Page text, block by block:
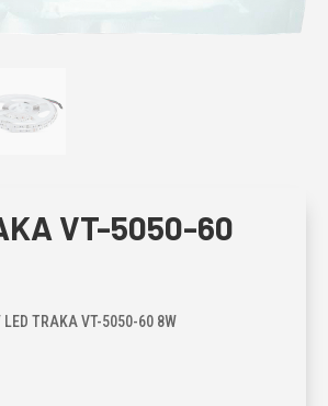
VT-5050-60
TRAKA VT-5050-60 8W